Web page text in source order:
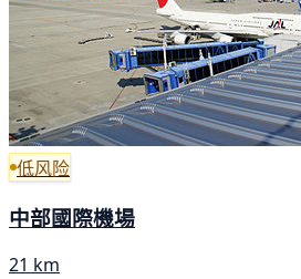
低风险
中部國際機場
21 km